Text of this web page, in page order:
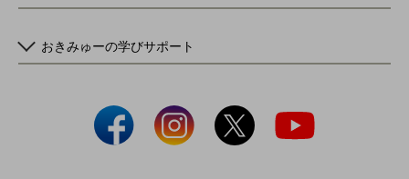
おきみゅーの学びサポート